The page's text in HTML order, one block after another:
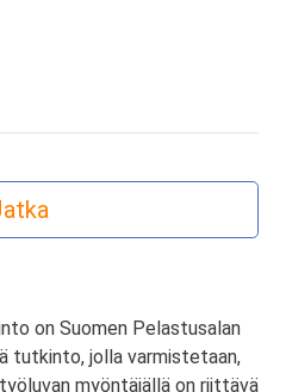
on Suomen Pelastusalan
tutkinto, jolla varmistetaan,
myöntäjällä on riittävä